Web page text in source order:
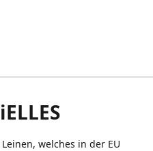
welches in der EU